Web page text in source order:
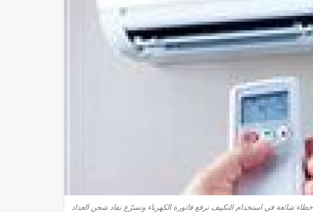
شائعة في استخدام التكييف ترفع فاتورة الكهرباء وتسرّع نفاد شحن العداد